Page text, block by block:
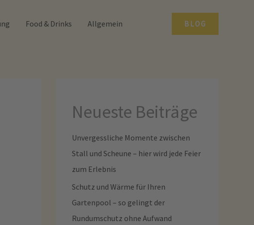
Food & Drinks Allgemein BLOG
Neueste Beiträge
Unvergessliche Momente zwischen
Stall und Scheune – hier wird jede Feier
zum Erlebnis
Schutz und Wärme für Ihren
Gartenpool – so gelingt der
Rundumschutz ohne Aufwand